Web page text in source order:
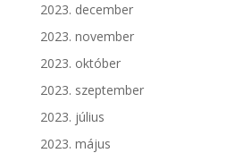
2023. december
2023. november
2023. október
2023. szeptember
2023. július
2023. május